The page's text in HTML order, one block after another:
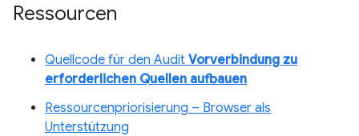
Ressourcen
Quellcode für den Audit Vorverbindung zu
erforderlichen Quellen aufbauen
Ressourcenpriorisierung – Browser als
Unterstützung